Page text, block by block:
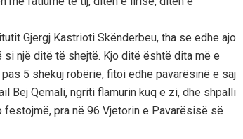
Gjergj Kastrioti Skënderbeu, tha se edhe ajo
një ditë të shejtë. Kjo ditë është dita më e
5 shekuj robërie, fitoi edhe pavarësinë e saj
Bej Qemali, ngriti flamurin kuq e zi, dhe shpalli
pra në 96 Vjetorin e Pavarësisë së